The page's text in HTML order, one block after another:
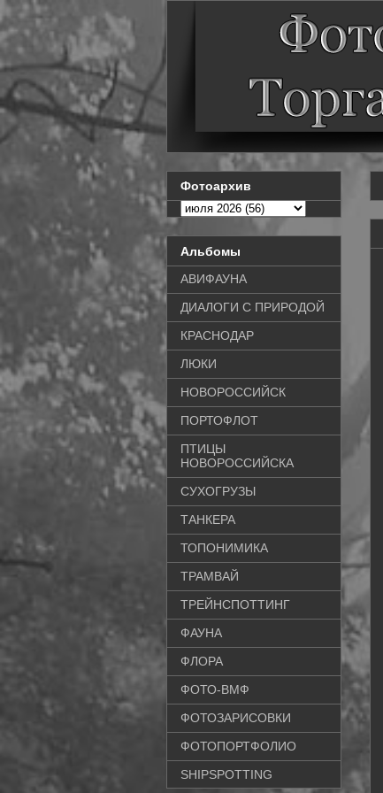
Фотоархив
Альбомы
АВИФАУНА
ДИАЛОГИ С ПРИРОДОЙ
КРАСНОДАР
ЛЮКИ
НОВОРОССИЙСК
ПОРТОФЛОТ
ПТИЦЫ
НОВОРОССИЙСКА
СУХОГРУЗЫ
ТАНКЕРА
ТОПОНИМИКА
ТРАМВАЙ
ТРЕЙНСПОТТИНГ
ФАУНА
ФЛОРА
ФОТО-ВМФ
ФОТОЗАРИСОВКИ
ФОТОПОРТФОЛИО
SHIPSPOTTING